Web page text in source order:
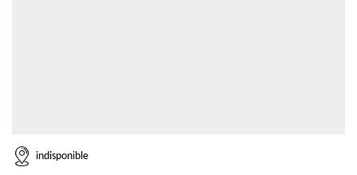
indisponible